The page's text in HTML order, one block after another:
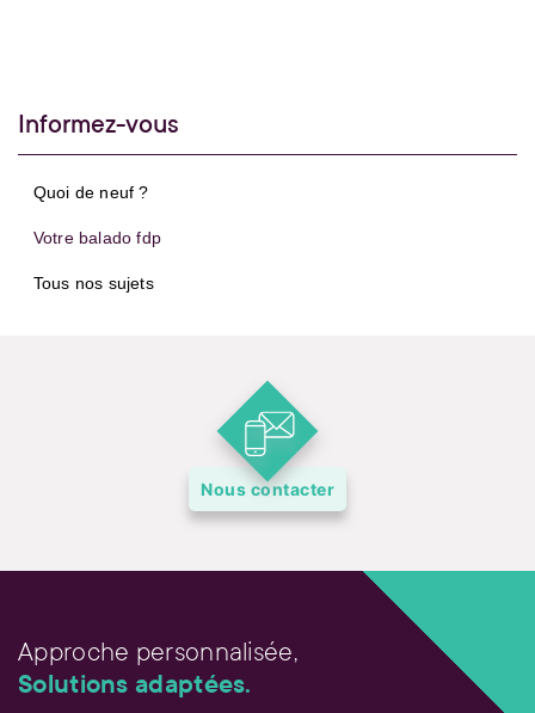
Informez-vous
Quoi de neuf ?
Votre balado fdp
Tous nos sujets
Nous contacter
Approche personnalisée,
Solutions adaptées.